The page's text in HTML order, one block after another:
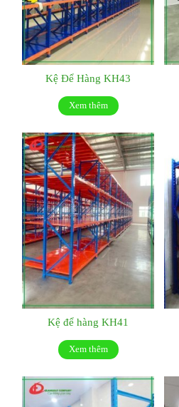
Kệ Để Hàng KH43
Xem thêm
Kệ để hàng KH41
Xem thêm